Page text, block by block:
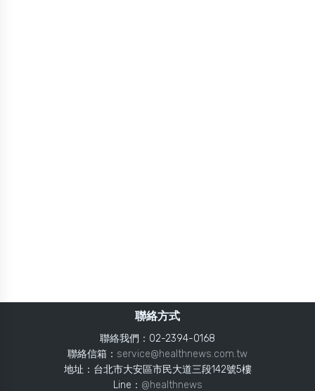
聯絡方式
聯絡我們：02-2394-0168
聯絡信箱： service@healthnews.com.tw
地址：台北市大安區市民大道三段142號5樓
Line： @healthnews